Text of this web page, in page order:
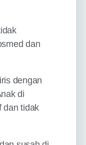
dan
dengan
di
dan tidak